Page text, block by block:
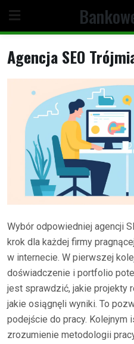
content
Agencja SEO
Wybór odpowiedniej agencji
krok dla każdej firmy
w internecie. W pierwszej
doświadczenie i portfolio
jest sprawdzić, jakie projekty
jakie osiągnęli wyniki. To
podejście do pracy. Kolejnym
zrozumienie metodologii